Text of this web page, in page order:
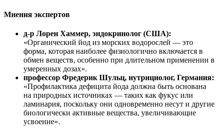
Мнения экспертов
д-р Лорен Хаммер, эндокринолог (США):
«Органический йод из морских водорослей — это
форма, которая наиболее физиологично включается в
обмен веществ, особенно при длительном применении в
умеренных дозах».
профессор Фредерик Шульц, нутрициолог, Германия:
«Профилактика дефицита йода должна быть основана
на природных источниках — таких как фукус или
ламинария, поскольку они одновременно несут и другие
биологически активные вещества, увеличивающие
усвоение».